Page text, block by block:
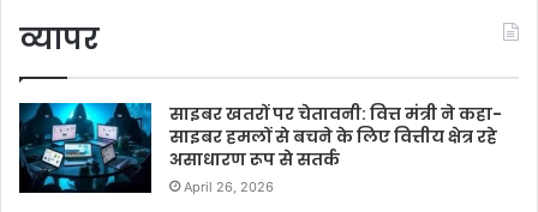
व्यापर
साइबर खतरों पर चेतावनी: वित्त मंत्री ने कहा-
साइबर हमलों से बचने के लिए वित्तीय क्षेत्र रहे
असाधारण रूप से सतर्क
April 26, 2026